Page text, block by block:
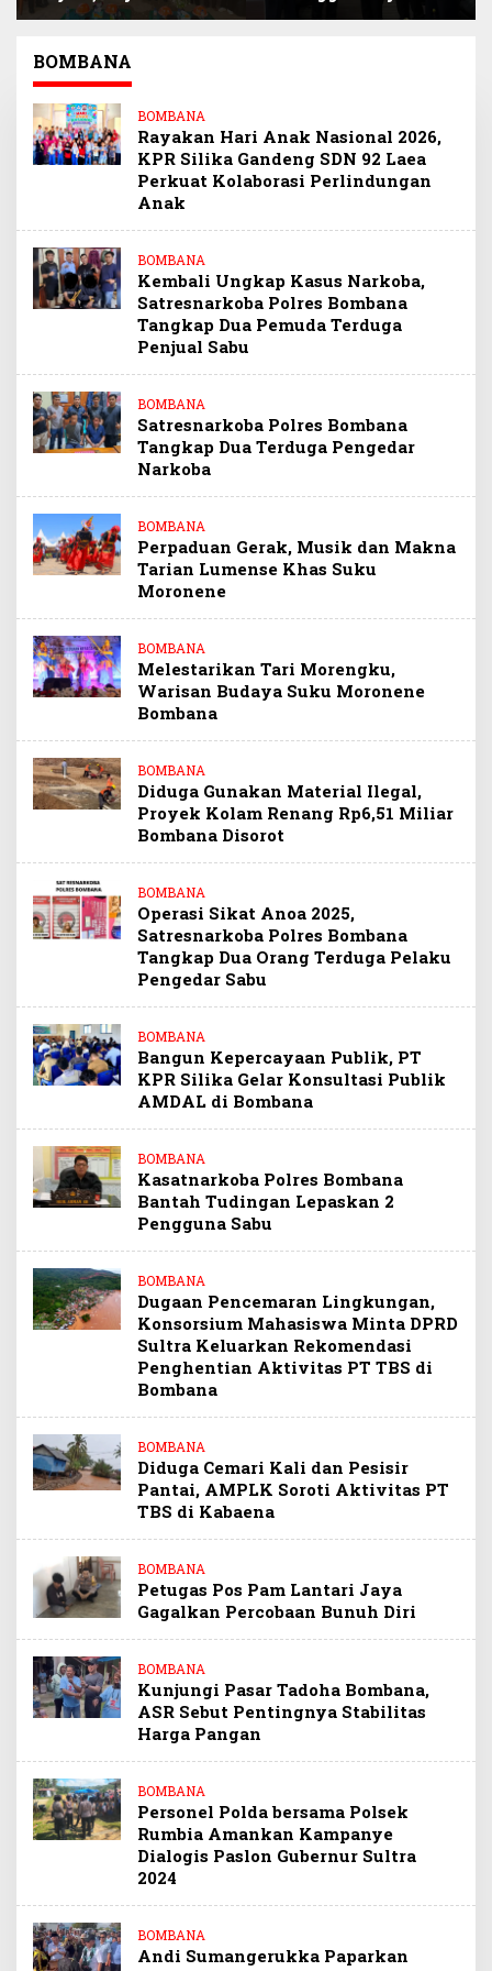
Siap Kawal Program
500 Unit Rumah
Narlian Jadi Plh
BOMBANA
BOMBANA
Rayakan Hari Anak Nasional 2026,
KPR Silika Gandeng SDN 92 Laea
Perkuat Kolaborasi Perlindungan
Anak
BOMBANA
Kembali Ungkap Kasus Narkoba,
Satresnarkoba Polres Bombana
Tangkap Dua Pemuda Terduga
Penjual Sabu
BOMBANA
Satresnarkoba Polres Bombana
Tangkap Dua Terduga Pengedar
Narkoba
BOMBANA
Perpaduan Gerak, Musik dan Makna
Tarian Lumense Khas Suku
Moronene
BOMBANA
Melestarikan Tari Morengku,
Warisan Budaya Suku Moronene
Bombana
BOMBANA
Diduga Gunakan Material Ilegal,
Proyek Kolam Renang Rp6,51 Miliar
Bombana Disorot
BOMBANA
Operasi Sikat Anoa 2025,
Satresnarkoba Polres Bombana
Tangkap Dua Orang Terduga Pelaku
Pengedar Sabu
BOMBANA
Bangun Kepercayaan Publik, PT
KPR Silika Gelar Konsultasi Publik
AMDAL di Bombana
BOMBANA
Kasatnarkoba Polres Bombana
Bantah Tudingan Lepaskan 2
Pengguna Sabu
BOMBANA
Dugaan Pencemaran Lingkungan,
Konsorsium Mahasiswa Minta DPRD
Sultra Keluarkan Rekomendasi
Penghentian Aktivitas PT TBS di
Bombana
BOMBANA
Diduga Cemari Kali dan Pesisir
Pantai, AMPLK Soroti Aktivitas PT
TBS di Kabaena
BOMBANA
Petugas Pos Pam Lantari Jaya
Gagalkan Percobaan Bunuh Diri
BOMBANA
Kunjungi Pasar Tadoha Bombana,
ASR Sebut Pentingnya Stabilitas
Harga Pangan
BOMBANA
Personel Polda bersama Polsek
Rumbia Amankan Kampanye
Dialogis Paslon Gubernur Sultra
2024
BOMBANA
Andi Sumangerukka Paparkan